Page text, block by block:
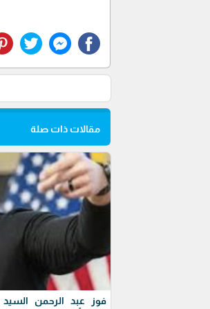
مقالات ذات صلة
فوز عبد الرحمن